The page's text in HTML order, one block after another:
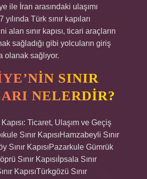
ile İran arasındaki ulaşımı
yılında Türk sınır kapıları
alan sınır kapısı, ticari araçların
sağladığı gibi yolcuların giriş
olanak sağlıyor.
SINIR
NELERDIR?
Kapısı: Ticaret, Ulaşım ve Geçiş
Sınır KapısıHamzabeyli Sınır
Sınır KapısıPazarkule Gümrük
Sınır Kapısıİpsala Sınır
KapısıTürkgözü Sınır